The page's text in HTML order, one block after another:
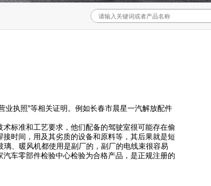
执照”等相关证明。例如长春市晨星一汽解放配件
标准和工艺要求，他们配备的驾驶室很可能存在偷
时间，用及其劣质的设备和原料等，其后果就是短
、暖风机都使用是副厂的，副厂的电线束很容易
车零部件检验中心检验为合格产品，是正规注册的